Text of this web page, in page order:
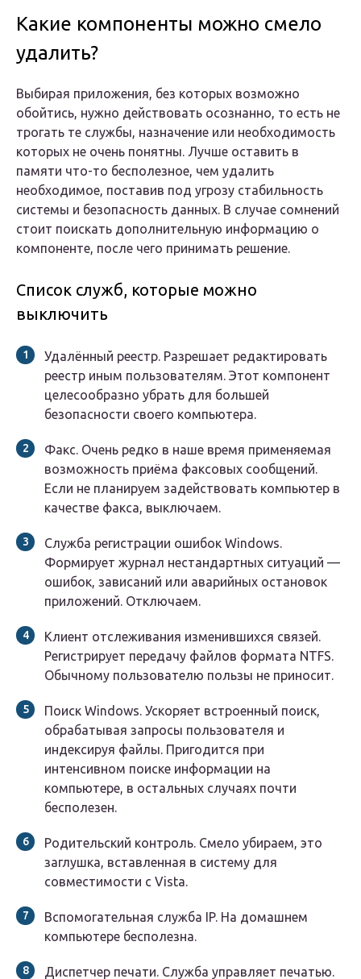
Какие компоненты можно смело
удалить?
Выбирая приложения, без которых возможно
обойтись, нужно действовать осознанно, то есть не
трогать те службы, назначение или необходимость
которых не очень понятны. Лучше оставить в
памяти что-то бесполезное, чем удалить
необходимое, поставив под угрозу стабильность
системы и безопасность данных. В случае сомнений
стоит поискать дополнительную информацию о
компоненте, после чего принимать решение.
Список служб, которые можно
выключить
Удалённый реестр. Разрешает редактировать
реестр иным пользователям. Этот компонент
целесообразно убрать для большей
безопасности своего компьютера.
Факс. Очень редко в наше время применяемая
возможность приёма факсовых сообщений.
Если не планируем задействовать компьютер в
качестве факса, выключаем.
Служба регистрации ошибок Windows.
Формирует журнал нестандартных ситуаций —
ошибок, зависаний или аварийных остановок
приложений. Отключаем.
Клиент отслеживания изменившихся связей.
Регистрирует передачу файлов формата NTFS.
Обычному пользователю пользы не приносит.
Поиск Windows. Ускоряет встроенный поиск,
обрабатывая запросы пользователя и
индексируя файлы. Пригодится при
интенсивном поиске информации на
компьютере, в остальных случаях почти
бесполезен.
Родительский контроль. Смело убираем, это
заглушка, вставленная в систему для
совместимости с Vista.
Вспомогательная служба IP. На домашнем
компьютере бесполезна.
Диспетчер печати. Служба управляет печатью.